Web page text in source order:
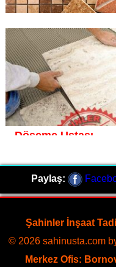
İnşaat Dekorasyon,
uzman kadrosuyla
sunuyor
Sayfaya Git
Döşeme Ustası
Dekorasyon,
kadrosuyla Eski Datça
Sayfaya Git
Paylaş:
Şahinler İnşaat
© 2026 sahinusta.com
Merkez Ofis: